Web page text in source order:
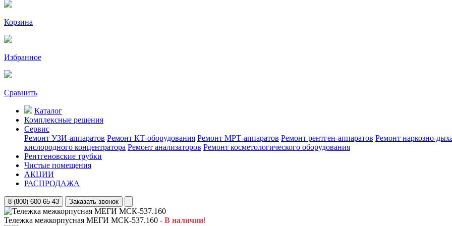
Корзина
Избранное
Сравнить
Каталог
Комплексные решения
Сервис
Ремонт УЗИ-аппаратов Ремонт КТ-оборудования Ремонт МРТ-аппаратов Ремонт рентген-аппаратов Ремонт наркозно-
кислородного концентратора Ремонт анализаторов Ремонт косметологического оборудования
Рентгеновские трубки
Чистые помещения
АКЦИИ
РАСПРОДАЖА
8 (800) 600-65-43 Заказать звонок
Тележка межкорпусная МЕГИ МСК-537.160 - В наличии!